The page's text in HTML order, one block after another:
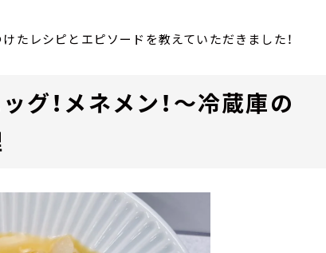
たレシピとエピソードを教えていただきました！
グ！メネメン！～冷蔵庫の